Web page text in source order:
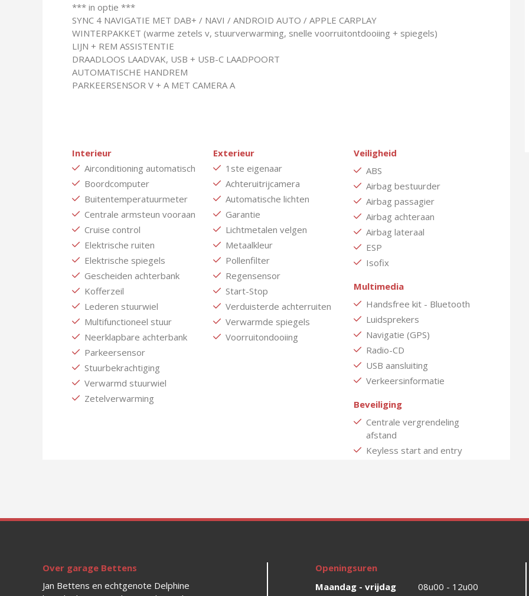
*** in optie ***
SYNC 4 NAVIGATIE MET DAB+ / NAVI / ANDROID AUTO / APPLE CARPLAY
WINTERPAKKET (warme zetels v, stuurverwarming, snelle voorruitontdooiing + spiegels)
LIJN + REM ASSISTENTIE
DRAADLOOS LAADVAK, USB + USB-C LAADPOORT
AUTOMATISCHE HANDREM
PARKEERSENSOR V + A MET CAMERA A
Interieur
Exterieur
Airconditioning automatisch
Boordcomputer
Buitentemperatuurmeter
Centrale armsteun vooraan
Cruise control
Elektrische ruiten
Elektrische spiegels
Gescheiden achterbank
Kofferzeil
Lederen stuurwiel
Multifunctioneel stuur
Neerklapbare achterbank
Parkeersensor
Stuurbekrachtiging
Verwarmd stuurwiel
Zetelverwarming
1ste eigenaar
Achteruitrijcamera
Automatische lichten
Garantie
Lichtmetalen velgen
Metaalkleur
Pollenfilter
Regensensor
Start-Stop
Verduisterde achterruiten
Verwarmde spiegels
Voorruitondooiing
Veiligheid
ABS
Airbag bestuurder
Airbag passagier
Airbag achteraan
Airbag lateraal
ESP
Isofix
Multimedia
Handsfree kit - Bluetooth
Luidsprekers
Navigatie (GPS)
Radio-CD
USB aansluiting
Verkeersinformatie
Beveiliging
Centrale vergrendeling
afstand
Keyless start and entry
Over garage Bettens
Jan Bettens en echtgenote Delphine
Openingsuren
Maandag - vrijdag
08u00 - 12u00